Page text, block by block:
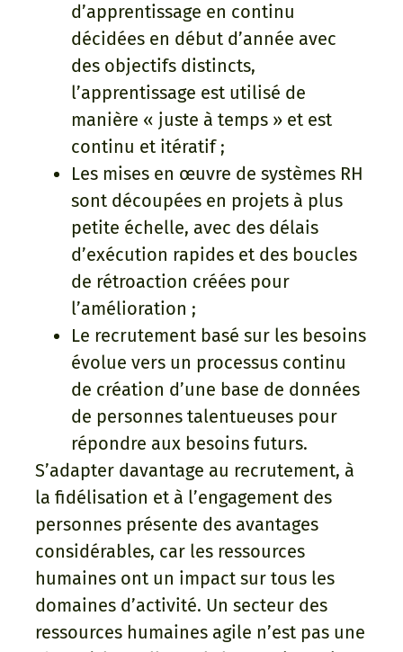
d’apprentissage en continu
décidées en début d’année avec
des objectifs distincts,
l’apprentissage est utilisé de
manière « juste à temps » et est
continu et itératif ;
Les mises en œuvre de systèmes RH
sont découpées en projets à plus
petite échelle, avec des délais
d’exécution rapides et des boucles
de rétroaction créées pour
l’amélioration ;
Le recrutement basé sur les besoins
évolue vers un processus continu
de création d’une base de données
de personnes talentueuses pour
répondre aux besoins futurs.
S’adapter davantage au recrutement, à
la fidélisation et à l’engagement des
personnes présente des avantages
considérables, car les ressources
humaines ont un impact sur tous les
domaines d’activité. Un secteur des
ressources humaines agile n’est pas une